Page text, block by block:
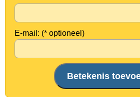
E-mail: (* optioneel)